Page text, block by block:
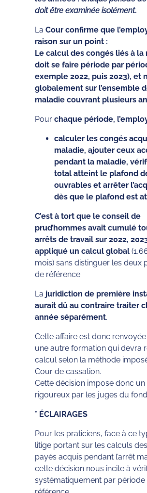
doit être examinée isolément.
La Cour confirme que
raison sur un point :
Le calcul des congés liés à la
doit se faire période par
exemple 2022, puis 2023), et
globalement sur l’ensemble
maladie couvrant plusieurs
Pour chaque période,
calculer les congés
maladie, ajouter ceux
pendant la maladie,
total atteint le plafond
ouvrables et arrêter
dès que le plafond est
C’est à tort que le conseil de
prud’hommes avait cumulé
arrêts de travail sur 2022,
appliqué un calcul global
mois) sans distinguer les deux
de référence.
La juridiction de première
aurait dû au contraire traiter
année séparément.
Cette affaire est donc
une autre formation qui devra
calcul selon la méthode
Cour de cassation.
Cette décision impose donc
rigoureux par les juges du
° ÉCLAIRAGES
Pour les praticiens, face à ce
litige portant sur les calculs
payés acquis pendant l’arrêt
cette décision nous incite à
systématiquement par période